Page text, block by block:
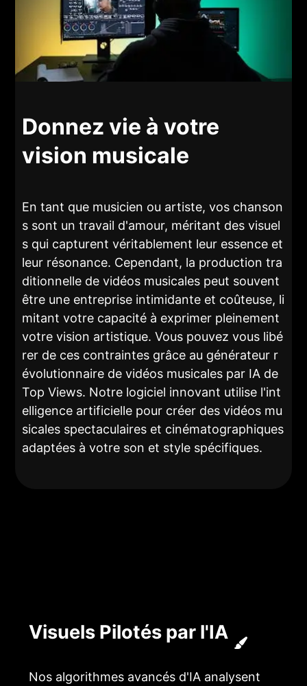
Donnez vie à votre
vision musicale
En tant que musicien ou artiste, vos chanson
s sont un travail d'amour, méritant des visuel
s qui capturent véritablement leur essence et
leur résonance. Cependant, la production tra
ditionnelle de vidéos musicales peut souvent
être une entreprise intimidante et coûteuse, li
mitant votre capacité à exprimer pleinement
votre vision artistique. Vous pouvez vous libé
rer de ces contraintes grâce au générateur r
évolutionnaire de vidéos musicales par IA de
Top Views. Notre logiciel innovant utilise l'int
elligence artificielle pour créer des vidéos mu
sicales spectaculaires et cinématographiques
adaptées à votre son et style spécifiques.
Visuels Pilotés par l'IA
Nos algorithmes avancés d'IA analysent